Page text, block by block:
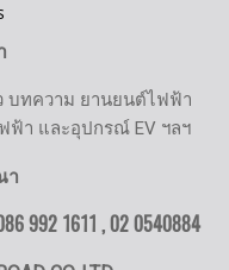
บทความ ยานยนต์ไฟฟ้า
ฟ้า และอุปกรณ์ EV ฯลฯ
า
992 1611 ,02 0540884